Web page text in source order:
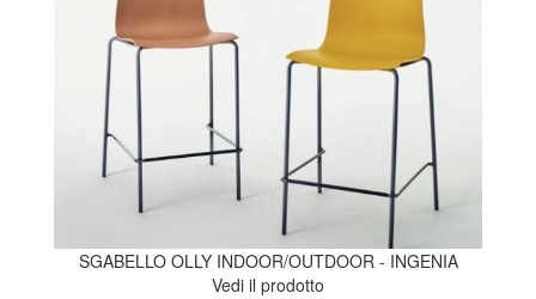
SGABELLO OLLY INDOOR/OUTDOOR - INGENIA
Vedi il prodotto